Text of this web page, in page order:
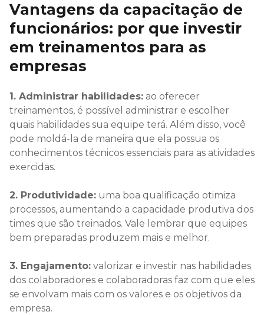
Vantagens da capacitação de
funcionários: por que investir
em treinamentos para as
empresas
1. Administrar habilidades: ao oferecer
treinamentos, é possível administrar e escolher
quais habilidades sua equipe terá. Além disso, você
pode moldá-la de maneira que ela possua os
conhecimentos técnicos essenciais para as atividades
exercidas.
2. Produtividade: uma boa qualificação otimiza
processos, aumentando a capacidade produtiva dos
times que são treinados. Vale lembrar que equipes
bem preparadas produzem mais e melhor.
3. Engajamento: valorizar e investir nas habilidades
dos colaboradores e colaboradoras faz com que eles
se envolvam mais com os valores e os objetivos da
empresa.